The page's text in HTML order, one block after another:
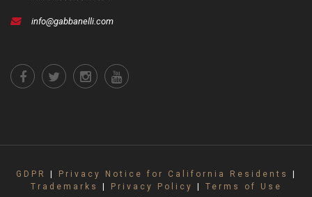
info@gabbanelli.com
GDPR | Privacy Notice for California Residents
|
Trademarks
| Privacy Policy | Terms of Use